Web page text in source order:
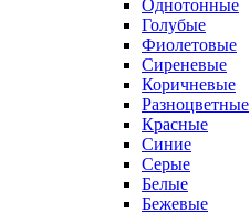
Однотонные
Голубые
Фиолетовые
Сиреневые
Коричневые
Разноцветные
Красные
Синие
Серые
Белые
Бежевые